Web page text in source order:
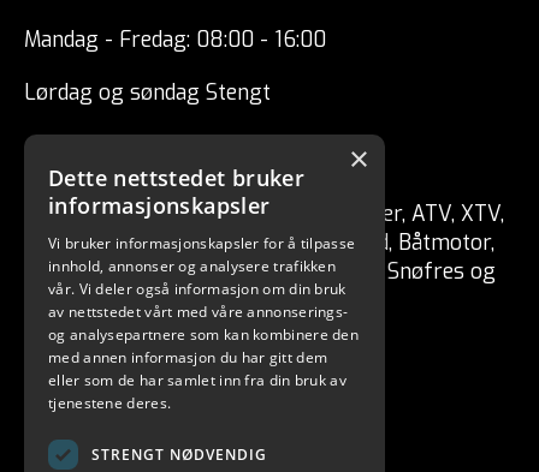
Mandag - Fredag: 08:00 - 16:00
Lørdag og søndag Stengt
CSP ENGRO AS
Forhandler av fritidskjøretøy Tilhenger, ATV, XTV,
UTV, Mopedbil, Snøscooter, MC, Moped, Båtmotor,
Båt, Vannscooter, Elektriske kjøretøy, Snøfres og
redskaper for skog / hage.
×
Dette nettstedet bruker
informasjonskapsler
Vi bruker informasjonskapsler for å tilpasse
innhold, annonser og analysere trafikken
vår. Vi deler også informasjon om din bruk
av nettstedet vårt med våre annonserings-
og analysepartnere som kan kombinere den
med annen informasjon du har gitt dem
eller som de har samlet inn fra din bruk av
tjenestene deres.
STRENGT NØDVENDIG